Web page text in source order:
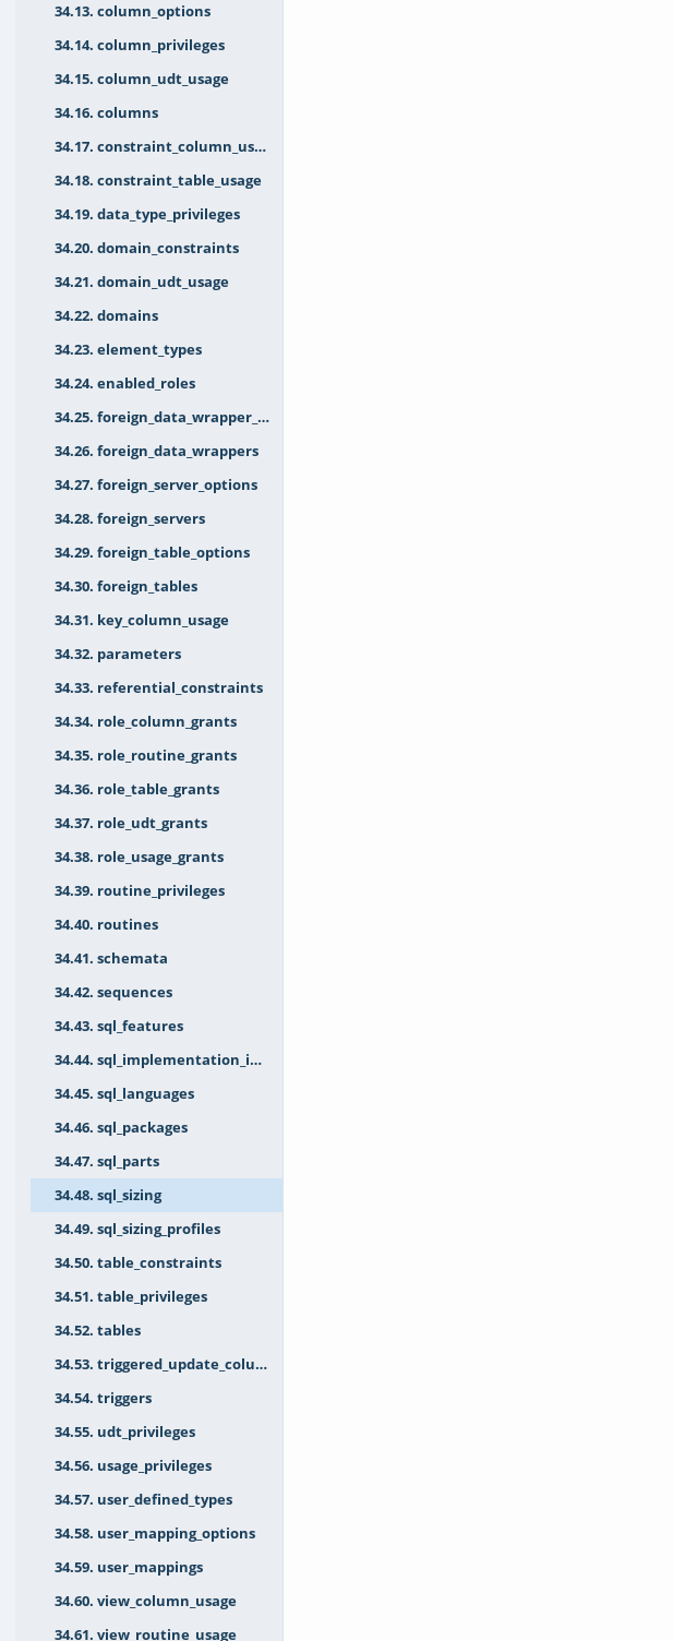
34.13. column_options
34.14. column_privileges
34.15. column_udt_usage
34.16. columns
34.17. constraint_column_usage
34.18. constraint_table_usage
34.19. data_type_privileges
34.20. domain_constraints
34.21. domain_udt_usage
34.22. domains
34.23. element_types
34.24. enabled_roles
34.25. foreign_data_wrapper_options
34.26. foreign_data_wrappers
34.27. foreign_server_options
34.28. foreign_servers
34.29. foreign_table_options
34.30. foreign_tables
34.31. key_column_usage
34.32. parameters
34.33. referential_constraints
34.34. role_column_grants
34.35. role_routine_grants
34.36. role_table_grants
34.37. role_udt_grants
34.38. role_usage_grants
34.39. routine_privileges
34.40. routines
34.41. schemata
34.42. sequences
34.43. sql_features
34.44. sql_implementation_info
34.45. sql_languages
34.46. sql_packages
34.47. sql_parts
34.48. sql_sizing
34.49. sql_sizing_profiles
34.50. table_constraints
34.51. table_privileges
34.52. tables
34.53. triggered_update_columns
34.54. triggers
34.55. udt_privileges
34.56. usage_privileges
34.57. user_defined_types
34.58. user_mapping_options
34.59. user_mappings
34.60. view_column_usage
34.61. view_routine_usage